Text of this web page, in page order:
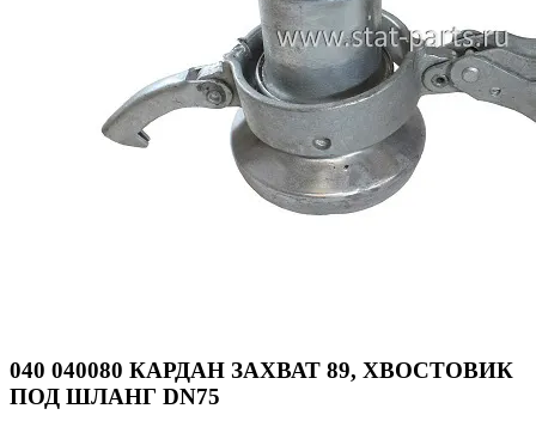
040 040080 КАРДАН ЗАХВАТ 89, ХВОСТОВИК
ПОД ШЛАНГ DN75